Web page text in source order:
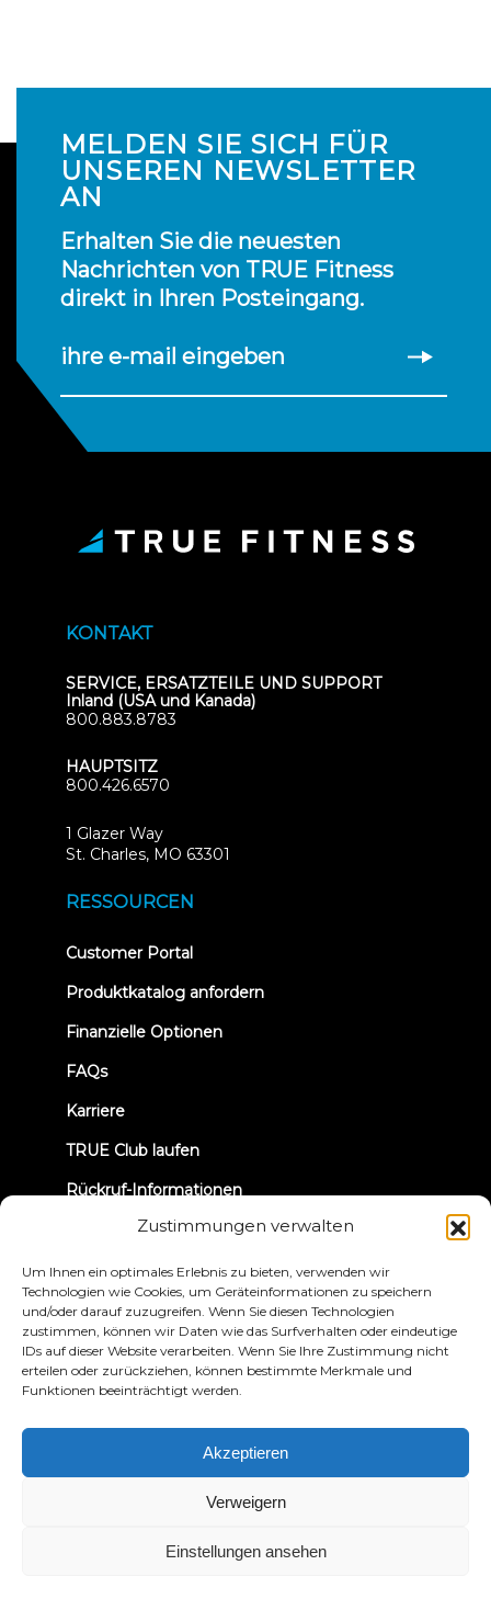
Zustimmungen verwalten
Um Ihnen ein optimales Erlebnis zu bieten, verwenden wir
Technologien wie Cookies, um Geräteinformationen zu speichern
und/oder darauf zuzugreifen. Wenn Sie diesen Technologien
zustimmen, können wir Daten wie das Surfverhalten oder eindeutige
IDs auf dieser Website verarbeiten. Wenn Sie Ihre Zustimmung nicht
erteilen oder zurückziehen, können bestimmte Merkmale und
Funktionen beeinträchtigt werden.
Akzeptieren
Verweigern
Einstellungen ansehen
MELDEN SIE SICH FÜR
UNSEREN NEWSLETTER
AN
Erhalten Sie die neuesten
Nachrichten von TRUE Fitness
direkt in Ihren Posteingang.
ihre e-mail eingeben
KONTAKT
SERVICE, ERSATZTEILE UND SUPPORT
Inland (USA und Kanada)
800.883.8783
HAUPTSITZ
800.426.6570
1 Glazer Way
St. Charles, MO 63301
RESSOURCEN
Customer Portal(opens
new
Produktkatalog anfordern
Finanzielle Optionen
FAQs
Karriere
TRUE Club laufen
Rückruf-Informationen
© 2026 True Fitness. All Rights Reserved
Datenschutzbestimmungen
Konditionen
Erklärung zur Zugänglichkeit